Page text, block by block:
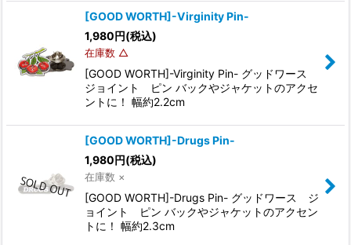
[GOOD WORTH]-Virginity Pin-
1,980円(税込)
在庫数 △
[GOOD WORTH]-Virginity Pin- グッドワース
ジョイント ピン バックやジャケットのアクセ
ントに！ 幅約2.2cm
[GOOD WORTH]-Drugs Pin-
1,980円(税込)
在庫数 ×
[GOOD WORTH]-Drugs Pin- グッドワース ジ
ョイント ピン バックやジャケットのアクセン
トに！ 幅約2.3cm